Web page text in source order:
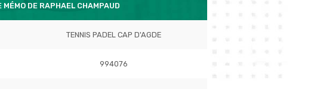
MÉMO DE RAPHAEL CHAMPAUD
TENNIS PADEL CAP D'AGDE
994076